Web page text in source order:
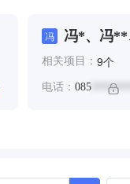
冯 冯*、冯
相关项目： 9个
电话： 085